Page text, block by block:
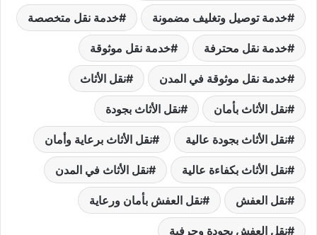
خدمة توصيل وتغليف مضمونة خدمة نقل متخصصة
خدمة نقل محترفة خدمة نقل موثوقة
خدمة نقل موثوقة في المدن نقل الأثاث
نقل الأثاث بأمان نقل الأثاث بجودة
نقل الأثاث بجودة عالية نقل الأثاث برعاية وأمان
نقل الأثاث بكفاءة عالية نقل الأثاث في المدن
نقل العفش نقل العفش بأمان ورعاية
نقل العفش بجودة وحرفية